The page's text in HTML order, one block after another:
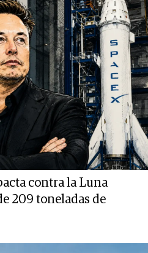
contra la Luna
209 toneladas de